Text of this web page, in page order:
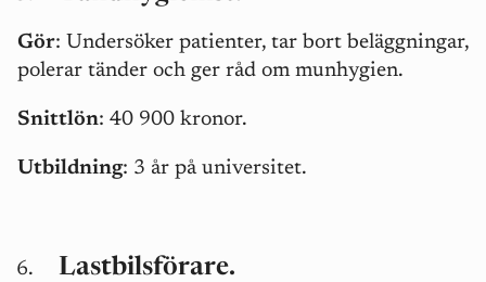
Gör: Undersöker patienter, tar bort beläggningar,
polerar tänder och ger råd om munhygien.
Snittlön: 40 900 kronor.
Utbildning: 3 år på universitet.
Lastbilsförare.